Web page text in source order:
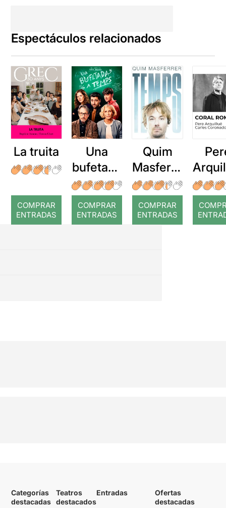
Espectáculos relacionados
La truita
COMPRAR
ENTRADAS
Una
bufetada
a temps
COMPRAR
ENTRADAS
Quim
Masferre
r: Temps
COMPRAR
ENTRADAS
:
Categorías
destacadas
Teatros
destacados
Entradas
Ofertas
destacadas